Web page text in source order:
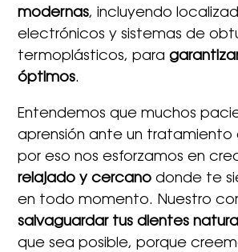
modernas, incluyendo
electrónicos y sistemas de
termoplásticos, para
óptimos.
Entendemos que muchos
aprensión ante un
por eso nos esforzamos en
relajado y cercano donde te
en todo momento. Nuestro
salvaguardar tus dientes
que sea posible, porque